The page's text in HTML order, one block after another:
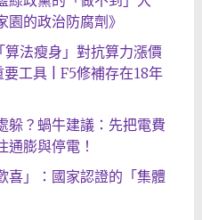
的政治防腐劑》
法瘦身」對抗算力漲價
要工具 | F5修補存在18年
躲？蝸牛建議：先把電費
通膨與停電！
喜」：國家認證的「集體